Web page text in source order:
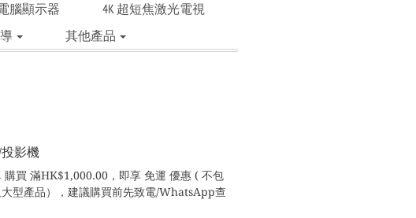
腦顯示器
4K 超短焦激光電視
其他產品
投影機
購買 滿HK$1,000.00，即享 免運 優惠 ( 不包
型產品），建議購買前先致電/WhatsApp查